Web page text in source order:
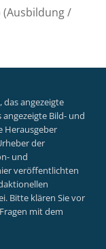
/
angezeigte
Bild- und
Herausgeber
der
und
veröffentlichten
Bitte klären Sie vor
mit dem